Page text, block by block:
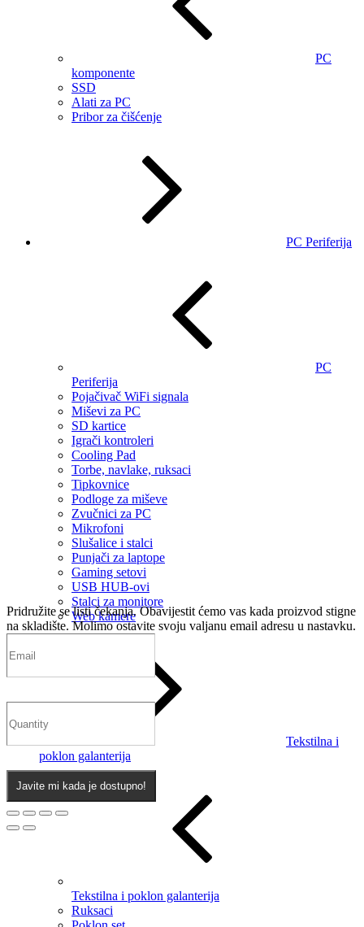
PC
komponente
SSD
Alati za PC
Pribor za čišćenje
PC Periferija
PC
Periferija
Pojačivač WiFi signala
Miševi za PC
SD kartice
Igrači kontroleri
Cooling Pad
Torbe, navlake, ruksaci
Tipkovnice
Podloge za miševe
Zvučnici za PC
Mikrofoni
Slušalice i stalci
Punjači za laptope
Gaming setovi
USB HUB-ovi
Stalci za monitore
Web kamere
Tekstilna i
poklon galanterija
Tekstilna i poklon galanterija
Ruksaci
Pridružite se listi čekanja. Obavijestit ćemo vas kada proizvod stigne
na skladište. Molimo ostavite svoju valjanu email adresu u nastavku.
Javite mi kada je dostupno!